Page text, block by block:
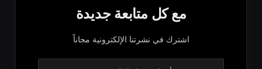
مع كل متابعة جديدة
اشترك في نشرتنا الإلكترونية مجاناً